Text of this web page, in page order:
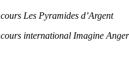
Les Pyramides d’Argent
international Imagine